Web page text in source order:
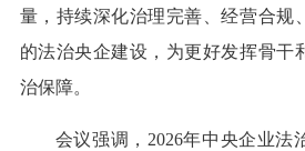
量，持续深化治理完善、经营合规
的法治央企建设，为更好发挥骨干
治保障。
会议强调，2026年中央企业法